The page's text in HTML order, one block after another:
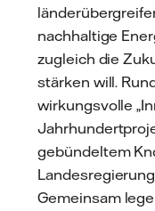
nachhaltige
zugleich die
stärken will.
wirkungsvolle
gebündeltem
Gemeinsam